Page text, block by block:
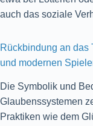
auch das soziale
Rückbindung an das
und modernen
Die Symbolik und
Glaubenssystemen
Praktiken wie dem